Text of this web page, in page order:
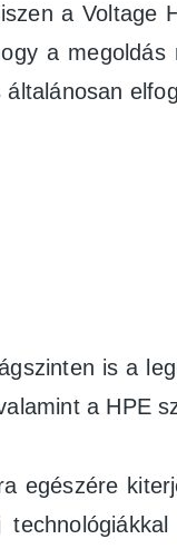
a
a
is a
a HPE
egészére